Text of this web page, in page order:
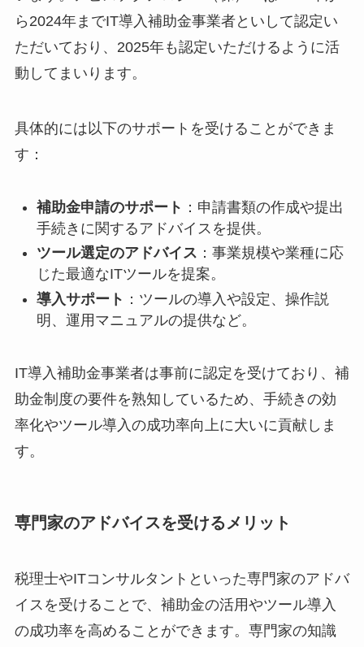
ら2024年までIT導入補助金事業者といして認定い
ただいており、2025年も認定いただけるように活
動してまいります。
具体的には以下のサポートを受けることができま
す：
補助金申請のサポート ：申請書類の作成や提出
手続きに関するアドバイスを提供。
ツール選定のアドバイス ：事業規模や業種に応
じた最適なITツールを提案。
導入サポート ：ツールの導入や設定、操作説
明、運用マニュアルの提供など。
IT導入補助金事業者は事前に認定を受けており、補
助金制度の要件を熟知しているため、手続きの効
率化やツール導入の成功率向上に大いに貢献しま
す。
専門家のアドバイスを受けるメリット
税理士やITコンサルタントといった専門家のアドバ
イスを受けることで、補助金の活用やツール導入
の成功率を高めることができます。専門家の知識